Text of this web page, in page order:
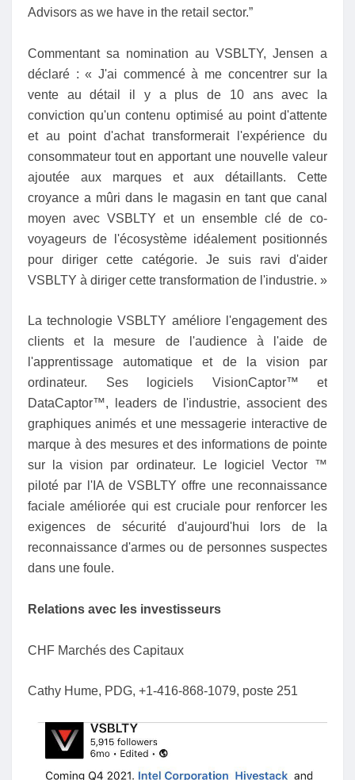
Advisors as we have in the retail sector.”
Commentant sa nomination au VSBLTY, Jensen a
déclaré : « J'ai commencé à me concentrer sur la
vente au détail il y a plus de 10 ans avec la
conviction qu'un contenu optimisé au point d'attente
et au point d'achat transformerait l'expérience du
consommateur tout en apportant une nouvelle valeur
ajoutée aux marques et aux détaillants. Cette
croyance a mûri dans le magasin en tant que canal
moyen avec VSBLTY et un ensemble clé de co-
voyageurs de l'écosystème idéalement positionnés
pour diriger cette catégorie. Je suis ravi d'aider
VSBLTY à diriger cette transformation de l'industrie. »
La technologie VSBLTY améliore l'engagement des
clients et la mesure de l'audience à l'aide de
l'apprentissage automatique et de la vision par
ordinateur. Ses logiciels VisionCaptor™ et
DataCaptor™, leaders de l'industrie, associent des
graphiques animés et une messagerie interactive de
marque à des mesures et des informations de pointe
sur la vision par ordinateur. Le logiciel Vector ™
piloté par l'IA de VSBLTY offre une reconnaissance
faciale améliorée qui est cruciale pour renforcer les
exigences de sécurité d'aujourd'hui lors de la
reconnaissance d'armes ou de personnes suspectes
dans une foule.
Relations avec les investisseurs
CHF Marchés des Capitaux
Cathy Hume, PDG, +1-416-868-1079, poste 251